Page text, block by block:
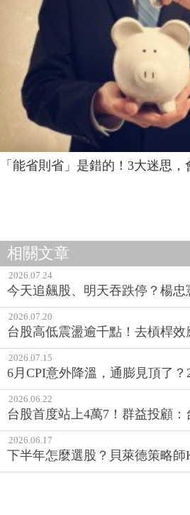
「能省則省」是錯的！3大迷思，
相關文章
2026.07.24
今天追飆股、明天吞跌停？楊
2026.07.20
台股高低震盪逾千點！去槓桿效
2026.07.15
6月CPI意外降溫，通膨見頂了
2026.06.22
台股首度站上4萬7！群益投顧
2026.06.17
下半年怎麼選股？貝萊德策略